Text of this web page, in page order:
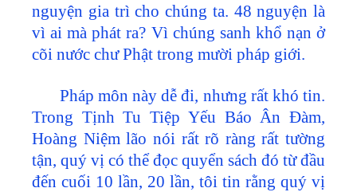
nguyện gia trì cho chúng ta. 48 nguyện là
vì ai mà phát ra? Vì chúng sanh khổ nạn ở
cõi nước chư Phật trong mười pháp giới.
Pháp môn này dễ đi, nhưng rất khó tin.
Trong Tịnh Tu Tiệp Yếu Báo Ân Đàm,
Hoàng Niệm lão nói rất rõ ràng rất tường
tận, quý vị có thể đọc quyển sách đó từ đầu
đến cuối 10 lần, 20 lần, tôi tin rằng quý vị